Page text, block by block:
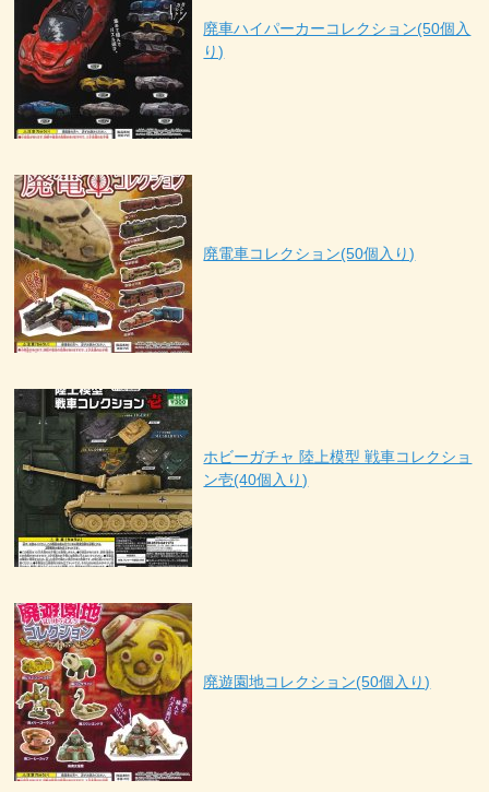
廃車ハイパーカーコレクション(50個入
り)
廃電車コレクション(50個入り)
ホビーガチャ 陸上模型 戦車コレクショ
ン壱(40個入り)
廃遊園地コレクション(50個入り)